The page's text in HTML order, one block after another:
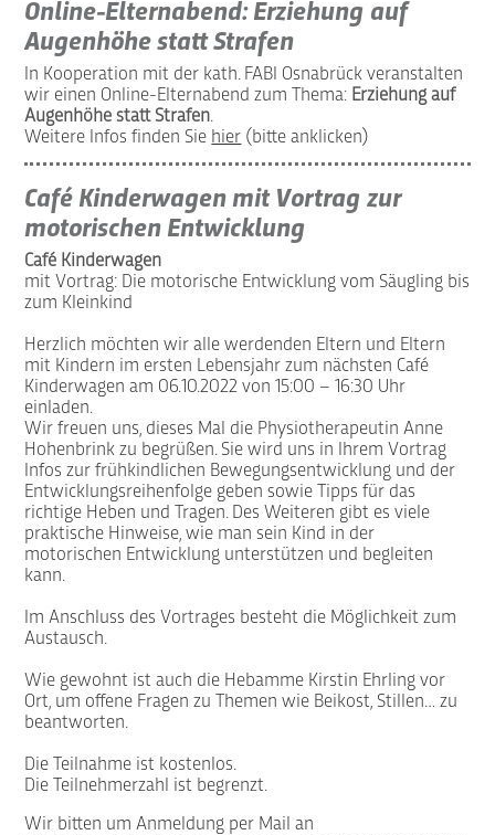
Online-Elternabend: Erziehung auf
Augenhöhe statt Strafen
In Kooperation mit der kath. FABI Osnabrück veranstalten
wir einen Online-Elternabend zum Thema: Erziehung auf
Augenhöhe statt Strafen.
Weitere Infos finden Sie hier (bitte anklicken)
Café Kinderwagen mit Vortrag zur
motorischen Entwicklung
Café Kinderwagen
mit Vortrag: Die motorische Entwicklung vom Säugling bis
zum Kleinkind
Herzlich möchten wir alle werdenden Eltern und Eltern
mit Kindern im ersten Lebensjahr zum nächsten Café
Kinderwagen am 06.10.2022 von 15:00 – 16:30 Uhr
einladen.
Wir freuen uns, dieses Mal die Physiotherapeutin Anne
Hohenbrink zu begrüßen. Sie wird uns in Ihrem Vortrag
Infos zur frühkindlichen Bewegungsentwicklung und der
Entwicklungsreihenfolge geben sowie Tipps für das
richtige Heben und Tragen. Des Weiteren gibt es viele
praktische Hinweise, wie man sein Kind in der
motorischen Entwicklung unterstützen und begleiten
kann.
Im Anschluss des Vortrages besteht die Möglichkeit zum
Austausch.
Wie gewohnt ist auch die Hebamme Kirstin Ehrling vor
Ort, um offene Fragen zu Themen wie Beikost, Stillen… zu
beantworten.
Die Teilnahme ist kostenlos.
Die Teilnehmerzahl ist begrenzt.
Wir bitten um Anmeldung per Mail an